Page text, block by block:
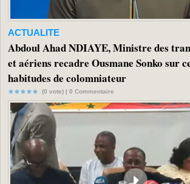
ACTUALITE
Abdoul Ahad NDIAYE, Ministre des
et aériens recadre Ousmane Sonko sur
habitudes de colomniateur
(0 vote) | 0 Commentaire